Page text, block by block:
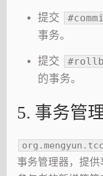
提交
事务。
提交
的事务。
5. 事务管
事务管理器，提供